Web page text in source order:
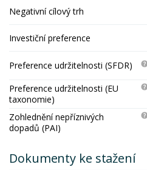
Negativní cílový trh
Investiční preference
Preference udržitelnosti (SFDR)
Preference udržitelnosti (EU
taxonomie)
Zohlednění nepříznivých
dopadů (PAI)
Dokumenty ke stažení